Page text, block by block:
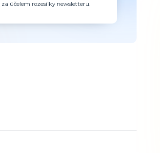
za účelem rozesílky newsletteru.